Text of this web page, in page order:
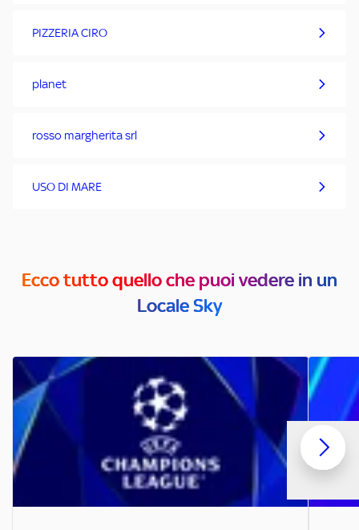
PIZZERIA CIRO
planet
rosso margherita srl
USO DI MARE
Ecco tutto quello che puoi vedere in un
Locale Sky